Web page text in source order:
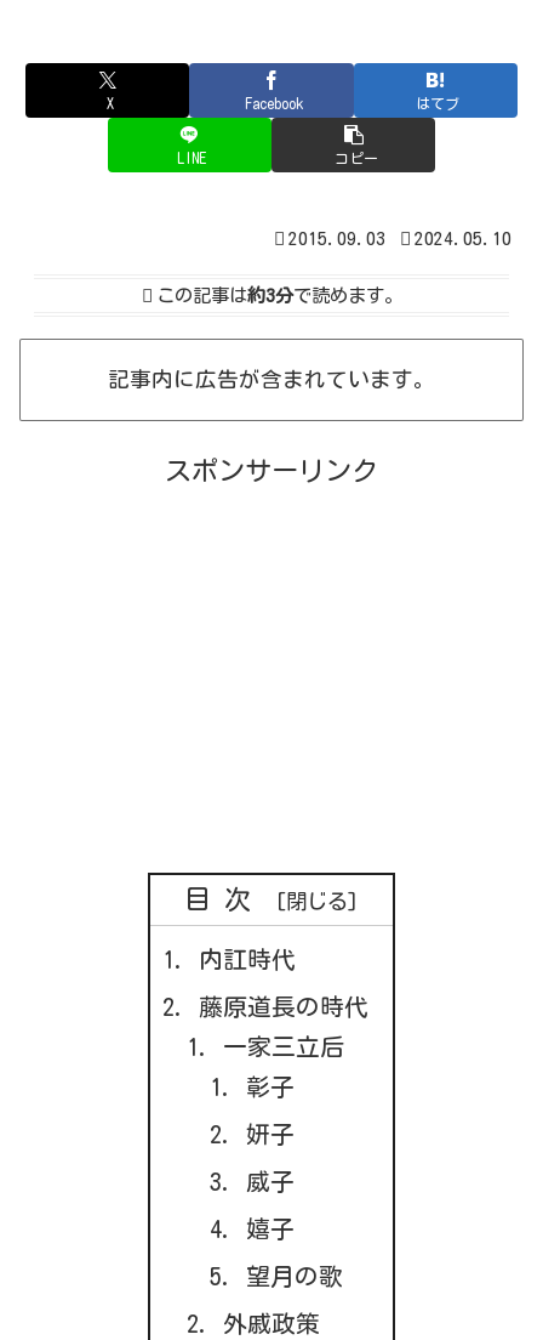
X Facebook はてブ
LINE コピー
2015.09.03 2024.05.10
この記事は約3分で読めます。
記事内に広告が含まれています。
スポンサーリンク
目次
内訌時代
藤原道長の時代
一家三立后
彰子
妍子
威子
嬉子
望月の歌
外戚政策